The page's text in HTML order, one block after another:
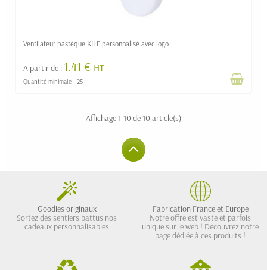
Ventilateur pastèque KILE personnalisé avec logo
A partir de : 1.41 € HT
Quantité minimale : 25
Affichage 1-10 de 10 article(s)
Goodies originaux
Sortez des sentiers battus nos
cadeaux personnalisables
Fabrication France et Europe
Notre offre est vaste et parfois
unique sur le web ! Découvrez notre
page dédiée à ces produits !